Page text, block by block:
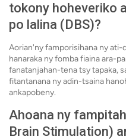
tokony hoheveriko
po lalina (DBS)?
Aorian'ny famporisihana ny ati-
hanaraka ny fomba fiaina ara-
fanatanjahan-tena tsy tapaka,
fitantanana ny adin-tsaina
ankapobeny.
Ahoana ny
Brain Stimulation)